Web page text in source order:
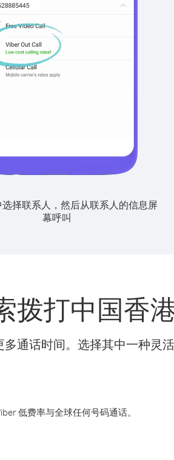
选择联系人，然后从联系人的信息屏
幕呼叫
拨打中国香
通话时间。选择其中一种灵
低费率与全球任何号码通话。